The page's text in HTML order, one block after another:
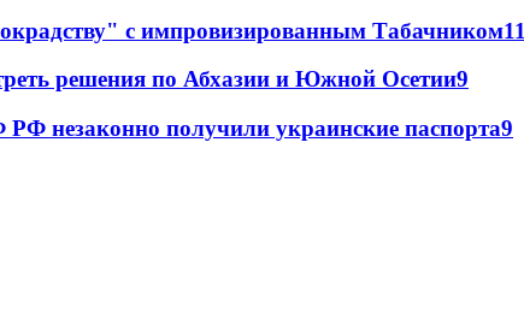
с импровизированным Табачником11
решения по Абхазии и Южной Осетии9
незаконно получили украинские паспорта9